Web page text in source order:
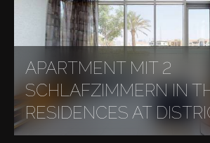
APARTMENT MIT 2
SCHLAFZIMMERN IN
RESIDENCES AT